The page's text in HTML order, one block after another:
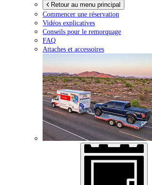
Retour au menu principal
Commencer une réservation
Vidéos explicatives
Conseils pour le remorquage
FAQ
Attaches et accessoires